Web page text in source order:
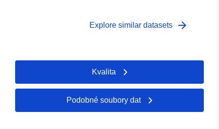
Explore similar datasets arrow_forward
Kvalita
Podobné soubory dat